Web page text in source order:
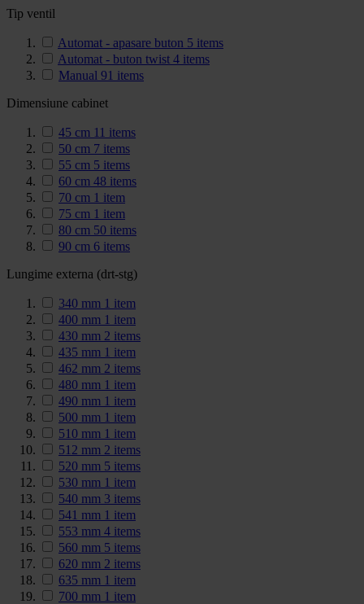
Tip ventil
Automat - apasare buton 5 items
Automat - buton twist 4 items
Manual 91 items
Dimensiune cabinet
45 cm 11 items
50 cm 7 items
55 cm 5 items
60 cm 48 items
70 cm 1 item
75 cm 1 item
80 cm 50 items
90 cm 6 items
Lungime externa (drt-stg)
340 mm 1 item
400 mm 1 item
430 mm 2 items
435 mm 1 item
462 mm 2 items
480 mm 1 item
490 mm 1 item
500 mm 1 item
510 mm 1 item
512 mm 2 items
520 mm 5 items
530 mm 1 item
540 mm 3 items
541 mm 1 item
553 mm 4 items
560 mm 5 items
620 mm 2 items
635 mm 1 item
700 mm 1 item